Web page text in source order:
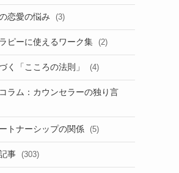
恋愛の悩み (3)
ピーに使えるワーク集 (2)
く「こころの法則」 (4)
ラム：カウンセラーの独り言
トナーシップの関係 (5)
事 (303)